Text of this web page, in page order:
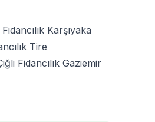
Karşıyaka
Tire
Fidancılık Gaziemir